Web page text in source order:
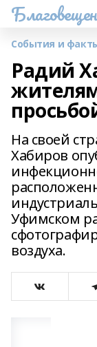
События и
Радий
На своей
Хабиров
Уфимском
воздуха.